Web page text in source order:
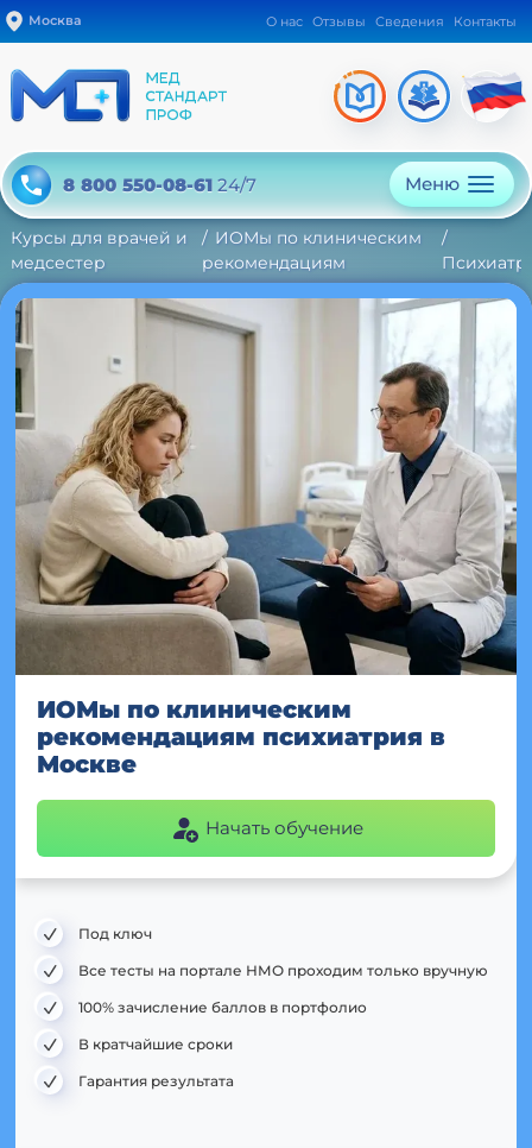
Москва О нас Отзывы Сведения Контакты
8 800 550-08-61 24/7 Меню
Курсы для врачей и
медсестер
ИОМы по клиническим
рекомендациям
ИОМы по клиническим
рекомендациям психиатрия в
Москве
Начать обучение
Под ключ
Все тесты на портале НМО проходим только вручную
100% зачисление баллов в портфолио
В кратчайшие сроки
Гарантия результата